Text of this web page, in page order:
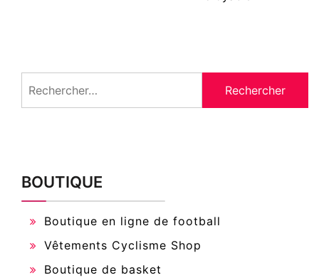
BOUTIQUE
Boutique en ligne de football
Vêtements Cyclisme Shop
Boutique de basket